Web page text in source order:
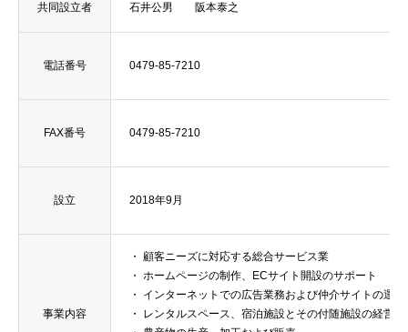
共同設立者
石井公男 阪本泰之
電話番号 0479-85-7210
FAX番号 0479-85-7210
設立 2018年9月
事業内容
・ 顧客ニーズに対応する総合サービス業
・ ホームページの制作、ECサイト開設のサポート
・ インターネットでの広告業務および仲介サイトの運営
・ レンタルスペース、宿泊施設とその付随施設の経営